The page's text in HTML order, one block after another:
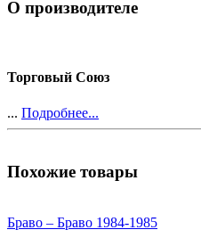
О производителе
Торговый Союз
... Подробнее...
Похожие товары
Браво – Браво 1984-1985